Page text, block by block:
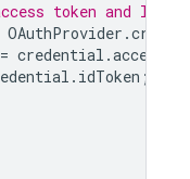
token and ID
OAuthProvider .
= credential .
. idToken ;